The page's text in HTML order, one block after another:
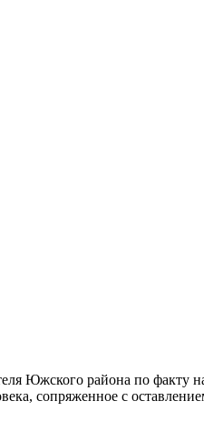
Южского района по факту
сопряженное с